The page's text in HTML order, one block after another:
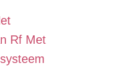
Rf Met